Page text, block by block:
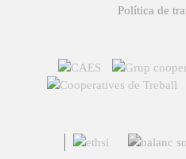
Política de